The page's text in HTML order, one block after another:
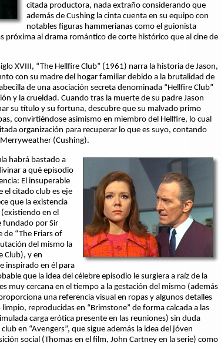
citada productora, nada extraño considerando que
además de Cushing la cinta cuenta en su equipo con
notables figuras hammerianas como el guionista
próxima al drama romántico de corte histórico que al cine de
XVIII, “The Hellfire Club” (1961) narra la historia de Jason,
con su madre del hogar familiar debido a la brutalidad de
de una asociación secreta denominada “Hellfire Club”
y la crueldad. Cuando tras la muerte de su padre Jason
su título y su fortuna, descubre que su malvado primo
convirtiéndose asimismo en miembro del Hellfire, lo cual
organización para recuperar lo que es suyo, contando
(Cushing).
habrá bastado a
a qué episodio
El insuperable
el citado club es eje
que la existencia
en el
fundado por Sir
de “The Friars of
del mismo la
Club), y en
inspirado en él para
que la idea del célebre episodio le surgiera a raíz de la
muy cercana en el tiempo a la gestación del mismo (además
una referencia visual en ropas y algunos detalles
reproducidas en “Brimstone” de forma calcada a las
carga erótica presente en las reuniones) sin duda
en “Avengers”, que sigue además la idea del jóven
social (Thomas en el film, John Cartney en la serie) como